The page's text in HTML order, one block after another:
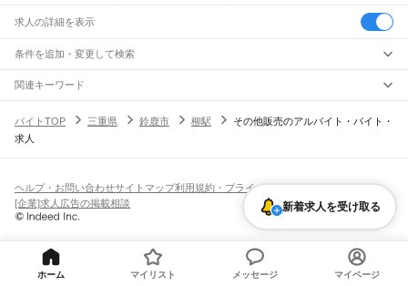
求人の詳細を表示
条件を追加・変更して検索
市区町村を追加・変更
三重県すべて
駅を追加・変更
JR関西本線(亀山～加茂)
亀山駅 関駅 伊賀上野駅 島ケ原駅
亀山駅
津駅阿漕駅 六軒駅松阪駅
相可駅
佐奈駅栃原駅 三瀬谷駅滝原駅 伊勢柏崎駅大内山駅
梅ケ谷駅
職種を追加・変更
飲食・フードサービスすべて
ホールスタッフキッチンスタッフ 皿洗い・洗い場 精肉・鮮魚加工 給食調理
パン屋（ベーカリー）
バー（BAR）・バーテンダー
飲食店（店長・マネージャー）
営業・販売
営業テレフォンアポインター（テレアポ） ルートセールス
人気
日払いOK高校生歓迎 髪型・髪色自由
留学生・外国人活躍中
勤務期間
短期単発・1日OK
期間限定（春夏冬休み等）
シフト
雇用形態を追加・変更
正社員
契約社員
派遣社員
関連キーワード
バイトTOP
三重県 鈴鹿市 柳駅
その他販売のアルバイト・バイト・
求人
新着求人を受け取る
ヘルプ・お問い合わせサイトマップ利用規約・プライバシーポリシー
[企業]求人広告の掲載相談
ホーム マイリスト メッセージ マイページ